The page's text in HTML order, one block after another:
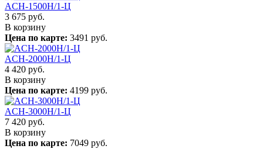
ACH-1500Н/1-Ц
3 675 руб.
В корзину
Цена по карте: 3491 руб.
ACH-2000Н/1-Ц
4 420 руб.
В корзину
Цена по карте: 4199 руб.
ACH-3000Н/1-Ц
7 420 руб.
В корзину
Цена по карте: 7049 руб.